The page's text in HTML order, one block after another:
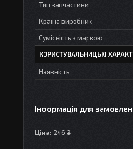
Тип запчастини
Країна виробник
Сумісність з маркою
КОРИСТУВАЛЬНИЦЬКІ
Наявність
Інформація для
Ціна: 246 ₴